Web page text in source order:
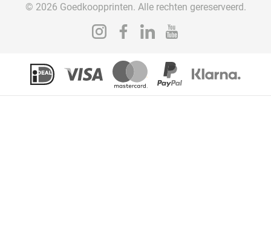
© 2026 Goedkoopprinten. Alle rechten gereserveerd.